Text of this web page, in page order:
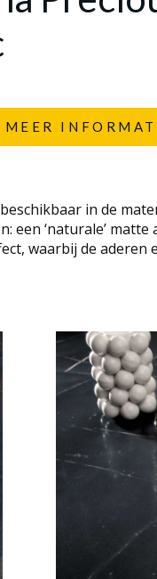
MEER
in de
een ‘naturale’
waarbij de aderen